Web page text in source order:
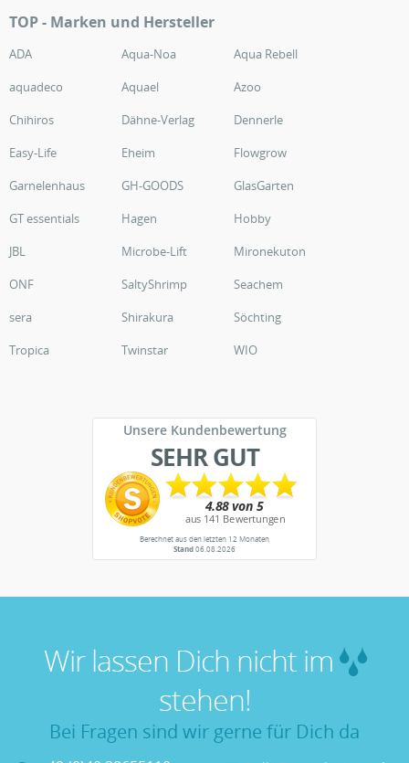
TOP - Marken und Hersteller
ADA Aqua-Noa
Aqua Rebell
aquadeco
Aquael
Azoo
Chihiros
Dähne-Verlag
Dennerle
Easy-Life
Eheim
Flowgrow
Garnelenhaus
GH-GOODS
GlasGarten
GT essentials
Hagen
Hobby
JBL
Microbe-Lift
Mironekuton
ONF
SaltyShrimp
Seachem
sera
Shirakura
Söchting
Tropica
Twinstar WIO
Unsere Kundenbewertung
SEHR GUT
Berechnet aus den letzten 12 Monaten
Stand06.08.2026
Wir lassen Dich nicht im
stehen!
Bei Fragen sind wir gerne für Dich da